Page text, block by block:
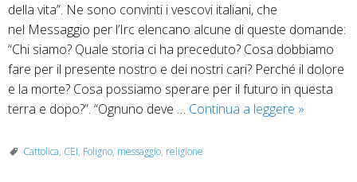
della vita”. Ne sono convinti i vescovi italiani, che
nel Messaggio per l’Irc elencano alcune di queste domande:
“Chi siamo? Quale storia ci ha preceduto? Cosa dobbiamo
fare per il presente nostro e dei nostri cari? Perché il dolore
e la morte? Cosa possiamo sperare per il futuro in questa
terra e dopo?”. “Ognuno deve … Continua a leggere Ora
»
Cattolica, CEI, Foligno, messaggio, religione